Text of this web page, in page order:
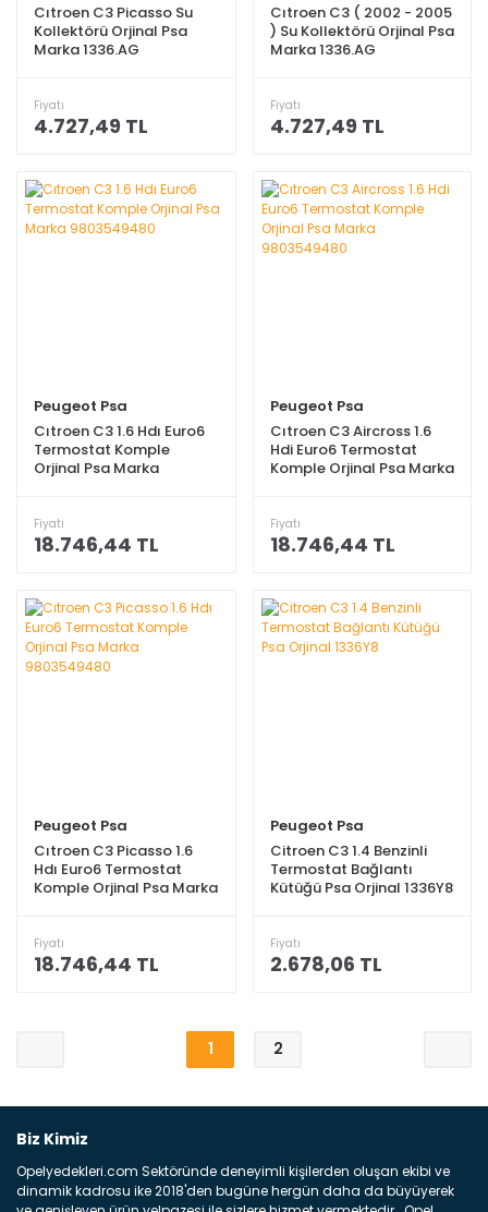
Cıtroen C3 Picasso Su
Kollektörü Orjinal Psa
Marka 1336.AG
Fiyatı
4.727,49 TL
Cıtroen C3 ( 2002 - 2005
) Su Kollektörü Orjinal Psa
Marka 1336.AG
Fiyatı
4.727,49 TL
Peugeot Psa
Cıtroen C3 1.6 Hdı Euro6
Termostat Komple
Orjinal Psa Marka
Fiyatı
18.746,44 TL
Peugeot Psa
Cıtroen C3 Aircross 1.6
Hdi Euro6 Termostat
Komple Orjinal Psa Marka
Fiyatı
18.746,44 TL
Peugeot Psa
Cıtroen C3 Picasso 1.6
Hdı Euro6 Termostat
Komple Orjinal Psa Marka
Fiyatı
18.746,44 TL
Peugeot Psa
Citroen C3 1.4 Benzinli
Termostat Bağlantı
Kütüğü Psa Orjinal 1336Y8
Fiyatı
2.678,06 TL
1 2
Biz Kimiz
Opelyedekleri.com Sektöründe deneyimli kişilerden oluşan ekibi ve
dinamik kadrosu ike 2018'den bugüne hergün daha da büyüyerek